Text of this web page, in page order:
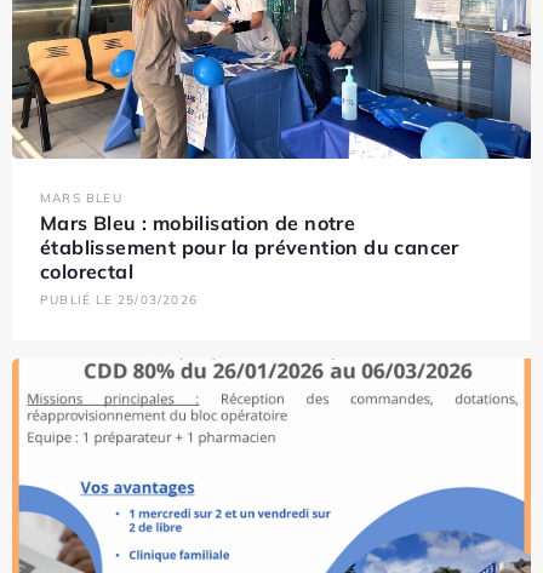
MARS BLEU
Mars Bleu : mobilisation de notre
établissement pour la prévention du cancer
colorectal
PUBLIÉ LE 25/03/2026